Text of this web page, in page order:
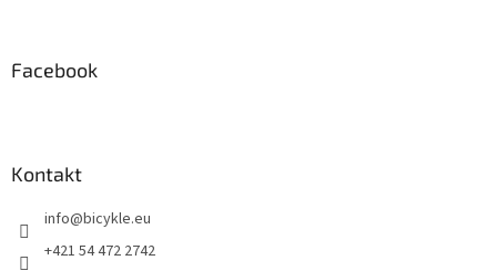
Facebook
Kontakt
info@bicykle.eu
+421 54 472 2742